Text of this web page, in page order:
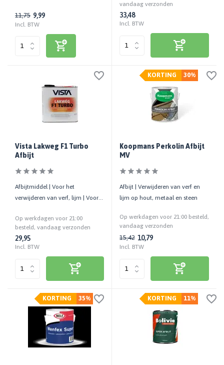
11,75 9,99
Incl. BTW
vandaag verzonden
33,48
Incl. BTW
Vista Lakweg F1 Turbo
Afbijt
Afbijtmiddel | Voor het
verwijderen van verf, lijm | Voor
Op werkdagen voor 21:00
besteld, vandaag verzonden
29,95
Incl. BTW
30%
KORTING
Koopmans Perkolin Afbijt
MV
Afbijt | Verwijderen van verf en
lijm op hout, metaal en steen
Op werkdagen voor 21:00 besteld,
vandaag verzonden
15,42 10,79
Incl. BTW
35%
KORTING 11%
KORTING